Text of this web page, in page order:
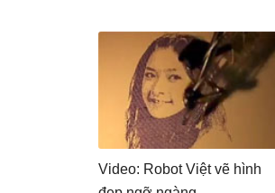
Video: Robot Việt vẽ hình